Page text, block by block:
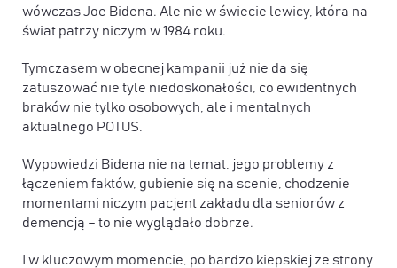
wówczas Joe Bidena. Ale nie w świecie lewicy, która na
świat patrzy niczym w 1984 roku.
Tymczasem w obecnej kampanii już nie da się
zatuszować nie tyle niedoskonałości, co ewidentnych
braków nie tylko osobowych, ale i mentalnych
aktualnego POTUS.
Wypowiedzi Bidena nie na temat, jego problemy z
łączeniem faktów, gubienie się na scenie, chodzenie
momentami niczym pacjent zakładu dla seniorów z
demencją – to nie wyglądało dobrze.
I w kluczowym momencie, po bardzo kiepskiej ze strony